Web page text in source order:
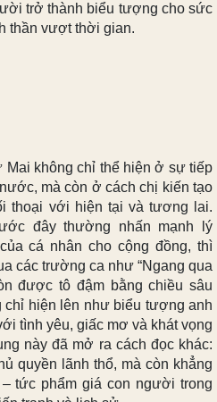
trở thành biểu tượng cho sức
thần vượt thời gian.
không chỉ thể hiện ở sự tiếp
mà còn ở cách chị kiến tạo
thoại với hiện tại và tương lai.
đây thường nhấn mạnh lý
cá nhân cho cộng đồng, thì
các trường ca như “Ngang qua
được tô đậm bằng chiều sâu
hiện lên như biểu tượng anh
tình yêu, giấc mơ và khát vọng
này đã mở ra cách đọc khác:
quyền lãnh thổ, mà còn khẳng
– tức phẩm giá con người trong